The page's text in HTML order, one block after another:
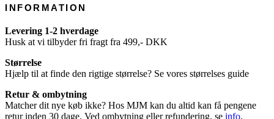
INFORMATION
Levering 1-2 hverdage
Husk at vi tilbyder fri fragt fra 499,- DKK
Størrelse
Hjælp til at finde den rigtige størrelse? Se vores størrelses guide
Retur & ombytning
Matcher dit nye køb ikke? Hos MJM kan du altid kan få pengene
retur inden 30 dage. Ved ombytning eller refundering, se info.